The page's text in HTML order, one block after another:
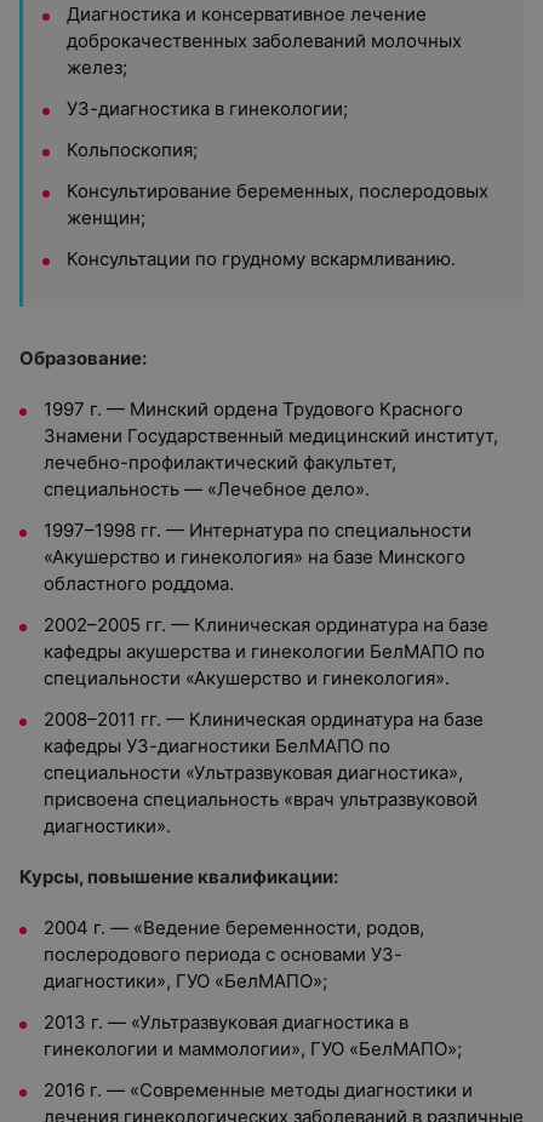
Диагностика и консервативное лечение
доброкачественных заболеваний молочных
желез;
УЗ-диагностика в гинекологии;
Кольпоскопия;
Консультирование беременных, послеродовых
женщин;
Консультации по грудному вскармливанию.
Образование:
1997 г. — Минский ордена Трудового Красного
Знамени Государственный медицинский институт,
лечебно-профилактический факультет,
специальность — «Лечебное дело».
1997–1998 гг. — Интернатура по специальности
«Акушерство и гинекология» на базе Минского
областного роддома.
2002–2005 гг. — Клиническая ординатура на базе
кафедры акушерства и гинекологии БелМАПО по
специальности «Акушерство и гинекология».
2008–2011 гг. — Клиническая ординатура на базе
кафедры УЗ-диагностики БелМАПО по
специальности «Ультразвуковая диагностика»,
присвоена специальность «врач ультразвуковой
диагностики».
Курсы, повышение квалификации:
2004 г. — «Ведение беременности, родов,
послеродового периода с основами УЗ-
диагностики», ГУО «БелМАПО»;
2013 г. — «Ультразвуковая диагностика в
гинекологии и маммологии», ГУО «БелМАПО»;
2016 г. — «Современные методы диагностики и
лечения гинекологических заболеваний в различные